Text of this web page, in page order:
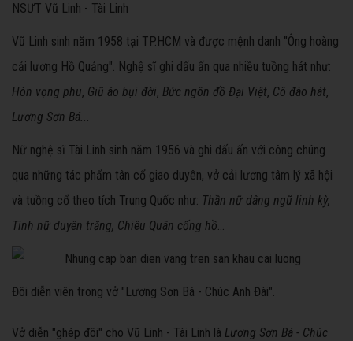
NSƯT Vũ Linh - Tài Linh
Vũ Linh sinh năm 1958 tại TP.HCM và được mệnh danh "Ông hoàng
cải lương Hồ Quảng". Nghệ sĩ ghi dấu ấn qua nhiều tuồng hát như:
Hòn vọng phu, Giũ áo bụi đời, Bức ngôn đồ Đại Việt, Cô đào hát,
Lương Sơn Bá...
Nữ nghệ sĩ Tài Linh sinh năm 1956 và ghi dấu ấn với công chúng
qua những tác phẩm tân cổ giao duyên, vở cải lương tâm lý xã hội
và tuồng cổ theo tích Trung Quốc như: Thần nữ dâng ngũ linh kỳ,
Tình nữ duyên trăng, Chiêu Quân cống hồ...
Đôi diễn viên trong vở "Lương Sơn Bá - Chúc Anh Đài".
Vở diễn "ghép đôi" cho Vũ Linh - Tài Linh là Lương Sơn Bá - Chúc